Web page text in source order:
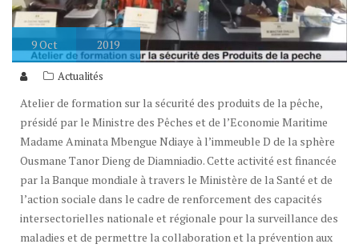
9Oct 2019
Actualités
Atelier de formation sur la sécurité des produits de la pêche,
présidé par le Ministre des Pêches et de l’Economie Maritime
Madame Aminata Mbengue Ndiaye à l’immeuble D de la sphère
Ousmane Tanor Dieng de Diamniadio. Cette activité est financée
par la Banque mondiale à travers le Ministère de la Santé et de
l’action sociale dans le cadre de renforcement des capacités
intersectorielles nationale et régionale pour la surveillance des
maladies et de permettre la collaboration et la prévention aux